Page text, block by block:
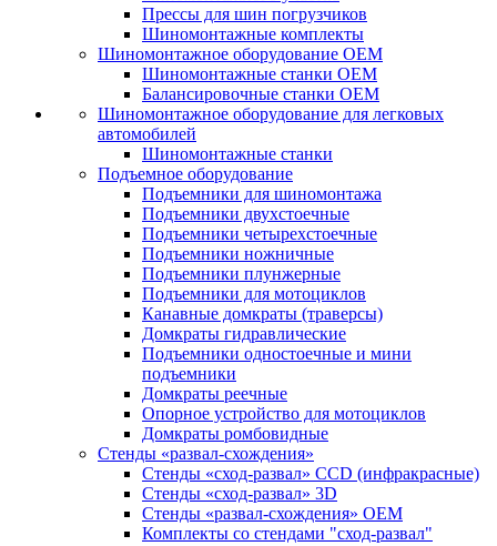
Прессы для шин погрузчиков
Шиномонтажные комплекты
Шиномонтажное оборудование ОЕМ
Шиномонтажные станки ОЕМ
Балансировочные станки ОЕМ
Шиномонтажное оборудование для легковых
автомобилей
Шиномонтажные станки
Подъемное оборудование
Подъемники для шиномонтажа
Подъемники двухстоечные
Подъемники четырехстоечные
Подъемники ножничные
Подъемники плунжерные
Подъемники для мотоциклов
Канавные домкраты (траверсы)
Домкраты гидравлические
Подъемники одностоечные и мини
подъемники
Домкраты реечные
Опорное устройство для мотоциклов
Домкраты ромбовидные
Стенды «развал-схождения»
Стенды «сход-развал» CCD (инфракрасные)
Стенды «сход-развал» 3D
Стенды «развал-схождения» ОЕМ
Комплекты со стендами "сход-развал"